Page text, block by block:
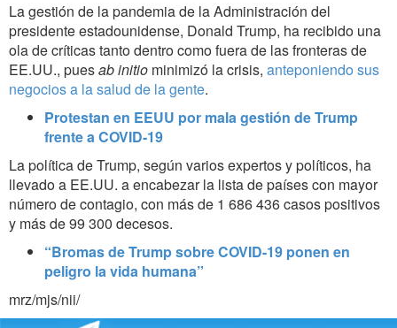
La gestión de la pandemia de la Administración del
presidente estadounidense, Donald Trump, ha recibido una
ola de críticas tanto dentro como fuera de las fronteras de
EE.UU., puesab initio minimizó la crisis, anteponiendo sus
negocios a la salud de la gente.
Protestan en EEUU por mala gestión de Trump
frente a COVID-19
La política de Trump, según varios expertos y políticos, ha
llevado a EE.UU. a encabezar la lista de países con mayor
número de contagio, con más de 1 686 436casos positivos
y más de99 300​​​​​​ decesos.
“Bromas de Trump sobre COVID-19 ponen en
peligro la vida humana”
mrz/mjs/nii/